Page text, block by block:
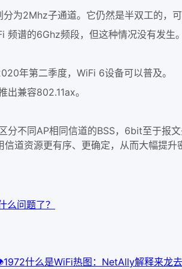
2Mhz子通道。它仍然是半双工的，可
的6Ghz频段，但这种情况没有发生
年第二季度，WiFi 6设备可以普及。
兼容802.11ax。
同AP相同信道的BSS，6bit至于报文
道资源更有序、更确定，从而大幅提升
么问题了？
1972什么是WiFi热图：NetAlly解释来龙